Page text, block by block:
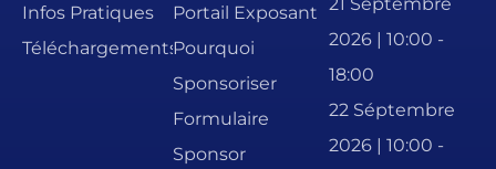
Infos Pratiques
Téléchargements
Portail Exposant
Pourquoi
Sponsoriser
Formulaire
Sponsor
2026 | 10:00 -
18:00
22 Séptembre
2026 | 10:00 -